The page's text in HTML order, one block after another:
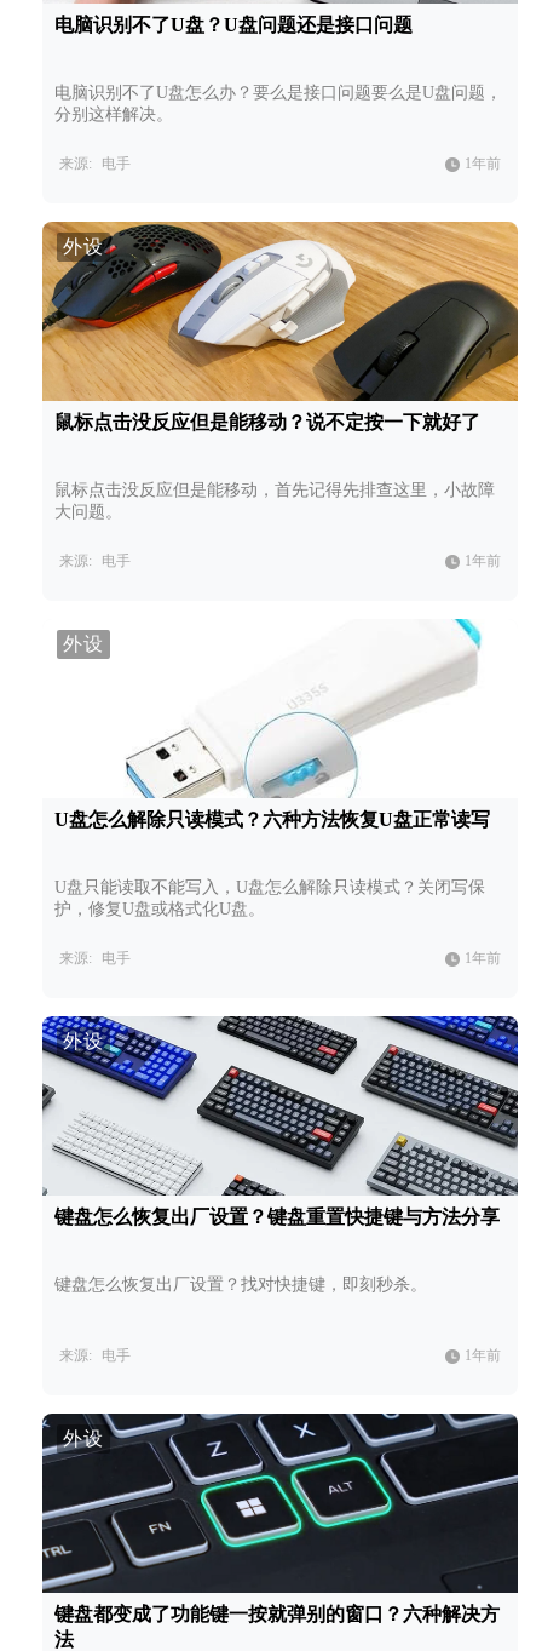
电脑识别不了U盘？U盘问题还是接口问题
电脑识别不了U盘怎么办？要么是接口问题要么是U盘问题，
分别这样解决。
来源: 电手 1年前
外设
鼠标点击没反应但是能移动？说不定按一下就好了
鼠标点击没反应但是能移动，首先记得先排查这里，小故障
大问题。
来源: 电手 1年前
外设
U盘怎么解除只读模式？六种方法恢复U盘正常读写
U盘只能读取不能写入，U盘怎么解除只读模式？关闭写保
护，修复U盘或格式化U盘。
来源: 电手 1年前
外设
键盘怎么恢复出厂设置？键盘重置快捷键与方法分享
键盘怎么恢复出厂设置？找对快捷键，即刻秒杀。
来源: 电手 1年前
外设
键盘都变成了功能键一按就弹别的窗口？六种解决方
法